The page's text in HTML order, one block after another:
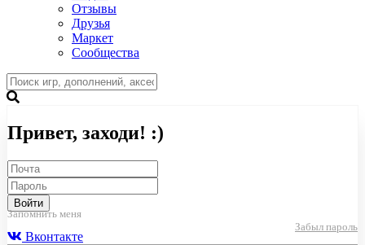
Отзывы
Друзья
Маркет
Сообщества
Привет, заходи! :)
Войти
Запомнить меня
Забыл пароль
Вконтакте